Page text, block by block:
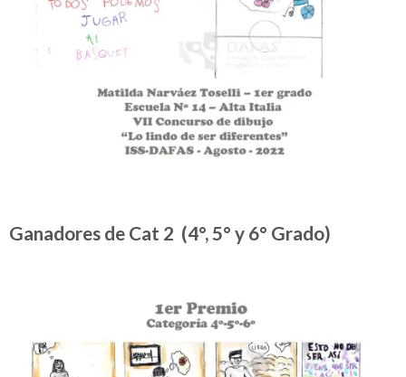
Ganadores de Cat 2 (4°, 5° y 6° Grado)